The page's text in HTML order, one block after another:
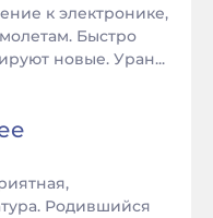
к электронике,
Быстро
новые. Уран...
Родившийся